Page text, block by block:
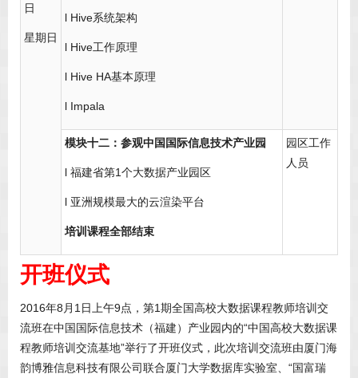
日
星期日
l Hive系统架构
l Hive工作原理
l Hive HA基本原理
l Impala
模块十二：参观中国国际信息技术产业园
l 福建省第1个大数据产业园区
l 亚洲规模最大的云渲染平台
培训课程全部结束
园区工作
人员
开班仪式
2016年8月1日上午9点，第1期全国高校大数据课程教师培训交
流班在中国国际信息技术（福建）产业园内的“中国高校大数据课
程教师培训交流基地”举行了开班仪式，此次培训交流班由厦门海
韵博雅信息科技有限公司联合厦门大学数据库实验室、“国富瑞